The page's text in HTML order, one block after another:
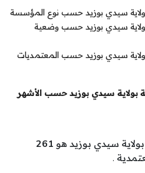
سيدي بوزيد حسب نوع المؤسسة
سيدي بوزيد حسب وضعية
سيدي بوزيد حسب المعتمديات
سيدي بوزيد حسب الأشهر
سيدي بوزيد هو 261